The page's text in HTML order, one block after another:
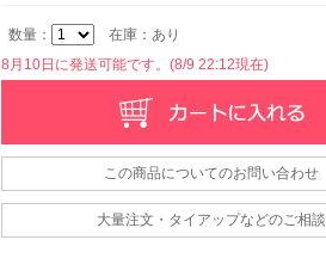
数量：
在庫：あり
8月10日に発送可能です。(8/9 22:12現在)
この商品についてのお問い合わせ
大量注文・タイアップなどのご相談